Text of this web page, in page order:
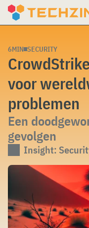
Skip
6MIN SECURITY
voor
problemen
Een
gevolgen
Insight: